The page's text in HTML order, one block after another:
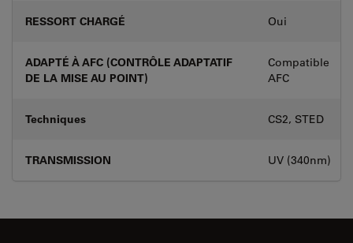
RESSORT CHARGÉ Oui
ADAPTÉ À AFC (CONTRÔLE ADAPTATIF
DE LA MISE AU POINT)
Compatible
AFC
Techniques CS2, STED
TRANSMISSION UV (340nm)